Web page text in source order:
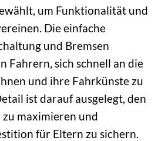
um Funktionalität und
Die einfache
und Bremsen
Fahrern, sich schnell an die
und ihre Fahrkünste zu
ist darauf ausgelegt, den
zu maximieren und
für Eltern zu sichern.